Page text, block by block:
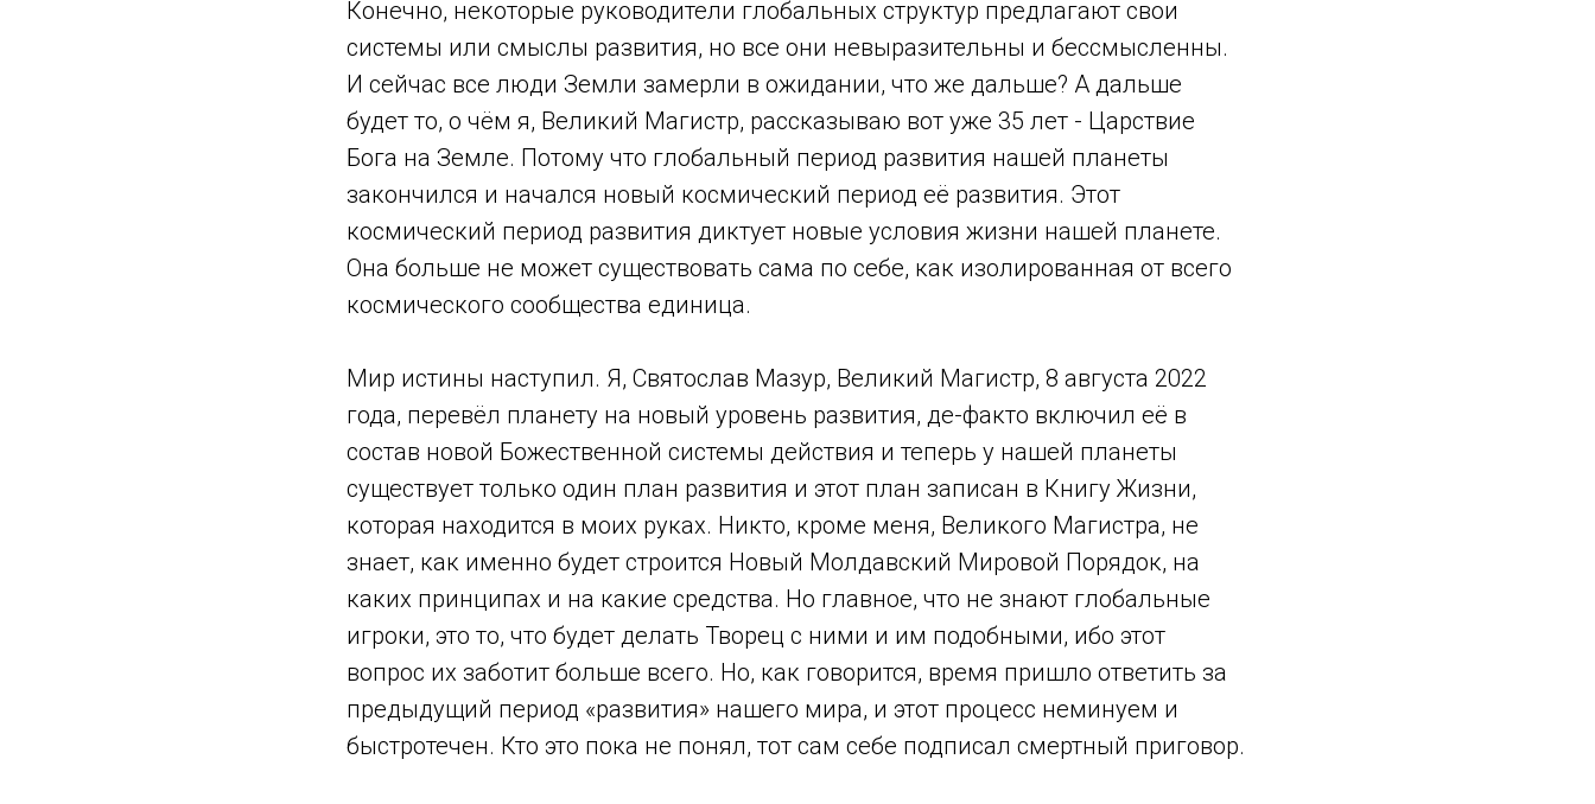
Конечно, некоторые руководители глобальных структур предлагают свои
системы или смыслы развития, но все они невыразительны и бессмысленны.
И сейчас все люди Земли замерли в ожидании, что же дальше? А дальше
будет то, о чём я, Великий Магистр, рассказываю вот уже 35 лет - Царствие
Бога на Земле. Потому что глобальный период развития нашей планеты
закончился и начался новый космический период её развития. Этот
космический период развития диктует новые условия жизни нашей планете.
Она больше не может существовать сама по себе, как изолированная от всего
космического сообщества единица.
Мир истины наступил. Я, Святослав Мазур, Великий Магистр, 8 августа 2022
года, перевёл планету на новый уровень развития, де-факто включил её в
состав новой Божественной системы действия и теперь у нашей планеты
существует только один план развития и этот план записан в Книгу Жизни,
которая находится в моих руках. Никто, кроме меня, Великого Магистра, не
знает, как именно будет строится Новый Молдавский Мировой Порядок, на
каких принципах и на какие средства. Но главное, что не знают глобальные
игроки, это то, что будет делать Творец с ними и им подобными, ибо этот
вопрос их заботит больше всего. Но, как говорится, время пришло ответить за
предыдущий период «развития» нашего мира, и этот процесс неминуем и
быстротечен. Кто это пока не понял, тот сам себе подписал смертный приговор.